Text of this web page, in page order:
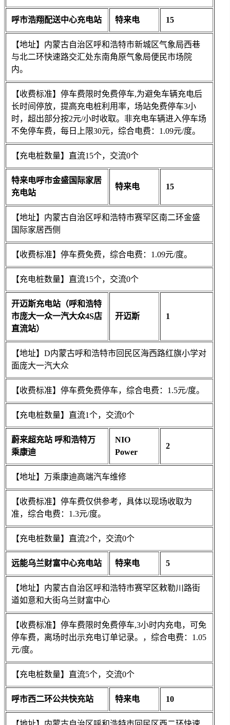
呼市浩翔配送中心充电站 特来电 15
【地址】内蒙古自治区呼和浩特市新城区气象局西巷
与北二环快速路交汇处东南角原气象局便民市场院
内。
【收费标准】停车费限时免费停车,为避免车辆充电后
长时间停放，提高充电桩利用率，场站免费停车3小
时，超出部分按2元/小时收取。非充电车辆进入停车场
不免停车费，每日上限30元，综合电费：1.09元/度。
【充电桩数量】直流15个，交流0个
特来电呼市金盛国际家居
充电站
特来电 15
【地址】内蒙古自治区呼和浩特市赛罕区南二环金盛
国际家居西侧
【收费标准】停车费免费，综合电费：1.09元/度。
【充电桩数量】直流15个，交流0个
开迈斯充电站（呼和浩特
市庞大一众一汽大众4S店
直流站）
开迈斯 1
【地址】D内蒙古呼和浩特市回民区海西路红旗小学对
面庞大一汽大众
【收费标准】停车费免费停车，综合电费：1.5元/度。
【充电桩数量】直流1个，交流0个
蔚来超充站 呼和浩特万
乘康迪
NIO
Power
2
【地址】万乘康迪高端汽车维修
【收费标准】停车费仅供参考，具体以现场收取为
准，综合电费：1.3元/度。
【充电桩数量】直流2个，交流0个
远能乌兰财富中心充电站 特来电 5
【地址】内蒙古自治区呼和浩特市赛罕区敕勒川路街
道如意和大街乌兰财富中心
【收费标准】停车费限时免费停车,3小时内充电，可免
停车费，离场时出示充电订单记录。，综合电费：1.05
元/度。
【充电桩数量】直流5个，交流0个
呼市西二环公共快充站 特来电 10